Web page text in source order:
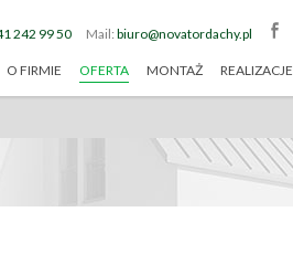
242 99 50 Mail: biuro@novatordachy.pl
O FIRMIE OFERTA MONTAŻ REALIZACJE